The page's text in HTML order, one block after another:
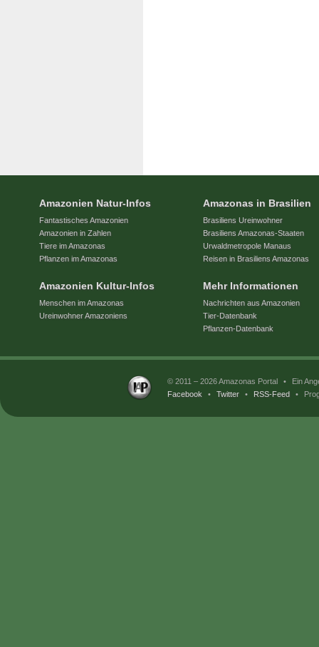
Amazonien Natur-Infos
Fantastisches Amazonien
Amazonien in Zahlen
Tiere im Amazonas
Pflanzen im Amazonas
Amazonien Kultur-Infos
Menschen im Amazonas
Ureinwohner Amazoniens
Amazonas in Brasilien
Brasiliens Ureinwohner
Brasiliens Amazonas-Staaten
Urwaldmetropole Manaus
Reisen in Brasiliens Amazonas
Mehr Informationen
Nachrichten aus Amazonien
Tier-Datenbank
Pflanzen-Datenbank
© 2011 – 2026 Amazonas Portal •
Ein
Facebook
• Twitter • RSS-Feed •